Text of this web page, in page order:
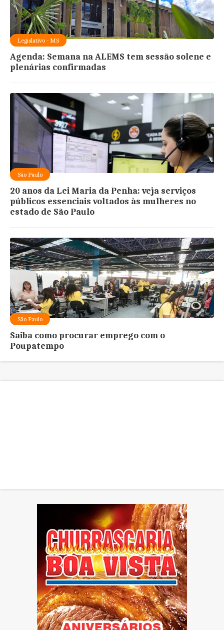
Legislativo - MS
Agenda: Semana na ALEMS tem sessão solene e
plenárias confirmadas
São Paulo
20 anos da Lei Maria da Penha: veja serviços
públicos essenciais voltados às mulheres no
estado de São Paulo
São Paulo
Saiba como procurar emprego com o
Poupatempo